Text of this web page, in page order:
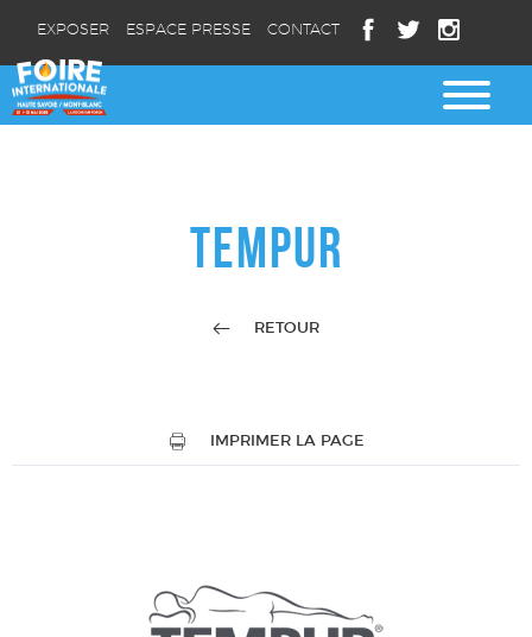
EXPOSER ESPACE PRESSE CONTACT
TEMPUR
RETOUR
IMPRIMER LA PAGE